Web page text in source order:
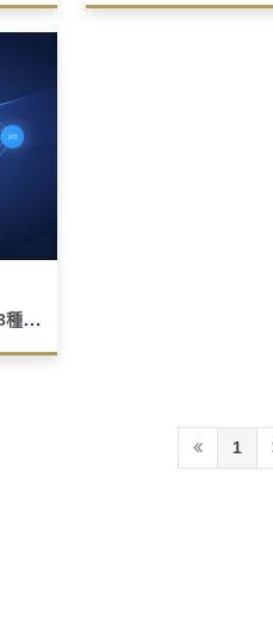
歡迎團購/代理‎|涵蓋19種離子和3種氣體測量 |鈣離子水
1